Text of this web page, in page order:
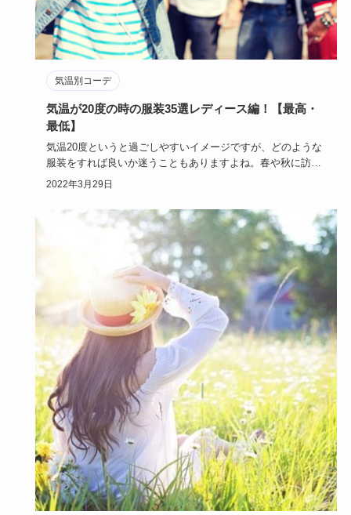
気温別コーデ
気温が20度の時の服装35選レディース編！【最高・
最低】
気温20度というと過ごしやすいイメージですが、どのような
服装をすれば良いか迷うこともありますよね。春や秋に訪れ
る最高気温2…
2022年3月29日